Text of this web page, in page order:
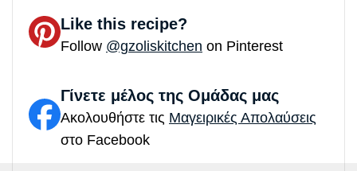
Like this recipe?
Follow @gzoliskitchen on Pinterest
Γίνετε μέλος της Ομάδας μας
Ακολουθήστε τις Μαγειρικές Απολαύσεις
στο Facebook